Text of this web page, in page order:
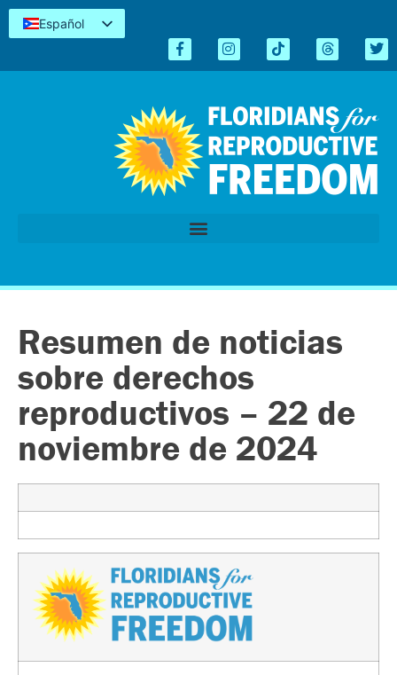
Español
Kreyòl
Resumen de noticias
sobre derechos
reproductivos – 22 de
noviembre de 2024